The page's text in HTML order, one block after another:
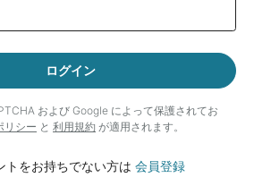
ログイン
および Google によって保護されてお
リシー と 利用規約 が適用されます。
トをお持ちでない方は 会員登録